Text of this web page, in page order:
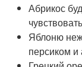
Абрикос
Яблоню
персиком